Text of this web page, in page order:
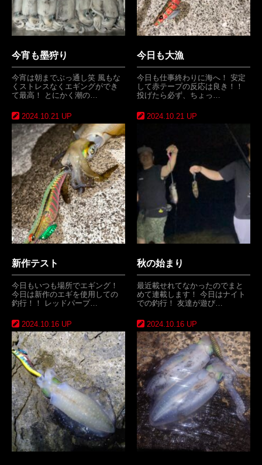
今宵も墨狩り
今宵は朝までぶっ通し笑 風もな
くストレスなくエギングができ
て最高！ とにかく潮の…
今日も大漁
今日も仕事終わりに海へ！ 安定
して赤テープの反応は良き！！
投げたら必ず、ちょっ…
2024.10.21 UP
新作テスト
今日もいつも場所でエギング！
今日は新作のエギを使用しての
釣行！！ レッドパープ…
2024.10.21 UP
秋の始まり
最近載せれてなかったのでまと
めて連載します！ 今日はナイト
での釣行！ 友達が遊び…
2024.10.16 UP 2024.10.16 UP